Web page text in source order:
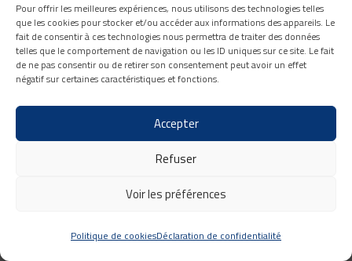
Pour offrir les meilleures expériences, nous utilisons des technologies telles
que les cookies pour stocker et/ou accéder aux informations des appareils. Le
fait de consentir à ces technologies nous permettra de traiter des données
telles que le comportement de navigation ou les ID uniques sur ce site. Le fait
de ne pas consentir ou de retirer son consentement peut avoir un effet
négatif sur certaines caractéristiques et fonctions.
Accepter
Refuser
Voir les préférences
Politique de cookiesDéclaration de confidentialité